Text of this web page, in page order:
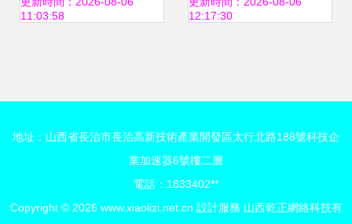
11:03:58
12:17:30
地址：山西省長治市長治高新技術產業開發區太行北路188號科技企
業加速器6號樓二層
電話：1833402**
Copyright © 2026 www.xiaolizi.net.cn 設計服務 山西乾正網絡科技有